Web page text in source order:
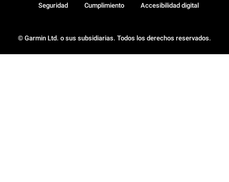
© Garmin Ltd. o sus subsidiarias. Todos los derechos reservados.
Seguridad Cumplimiento Accesibilidad digital